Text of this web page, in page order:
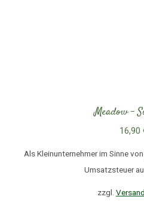
Meadow –
16,90
Als Kleinunternehmer im Sinne
Umsatzsteuer
zzgl.